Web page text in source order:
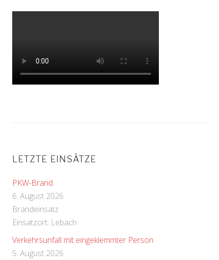
LETZTE EINSÄTZE
PKW-Brand
6. August 2026
Brandeinsatz
Einsatzort: Lebach
Verkehrsunfall mit eingeklemmter Person
5. August 2026